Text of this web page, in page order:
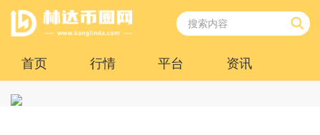
首页 行情 平台 资讯